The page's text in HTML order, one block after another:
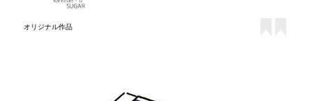
オリジナル作品